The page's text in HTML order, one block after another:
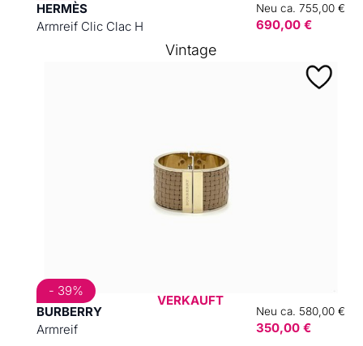
HERMÈS
Armreif Clic Clac H
Neu ca. 755,00 €
690,00 €
BURBERRY
Armreif
Neu ca. 580,00 €
350,00 €
VERKAUFT
- 39%
Vintage